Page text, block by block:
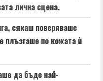
лична сцена.
сякаш поверяваше
плъзгаше по кожата ѝ
да бъде най-